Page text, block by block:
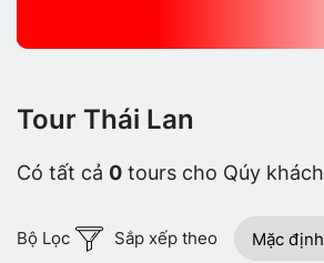
Tour Thái Lan
Có tất cả 0 tours cho Qúy khách
Bộ Lọc Sắp xếp theo